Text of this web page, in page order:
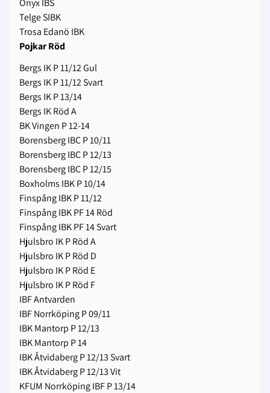
Onyx IBS
Telge SIBK
Trosa Edanö IBK
Pojkar Röd
Bergs IK P 11/12 Gul
Bergs IK P 11/12 Svart
Bergs IK P 13/14
Bergs IK Röd A
BK Vingen P 12-14
Borensberg IBC P 10/11
Borensberg IBC P 12/13
Borensberg IBC P 12/15
Boxholms IBK P 10/14
Finspång IBK P 11/12
Finspång IBK PF 14 Röd
Finspång IBK PF 14 Svart
Hjulsbro IK P Röd A
Hjulsbro IK P Röd D
Hjulsbro IK P Röd E
Hjulsbro IK P Röd F
IBF Antvarden
IBF Norrköping P 09/11
IBK Mantorp P 12/13
IBK Mantorp P 14
IBK Åtvidaberg P 12/13 Svart
IBK Åtvidaberg P 12/13 Vit
KFUM Norrköping IBF P 13/14